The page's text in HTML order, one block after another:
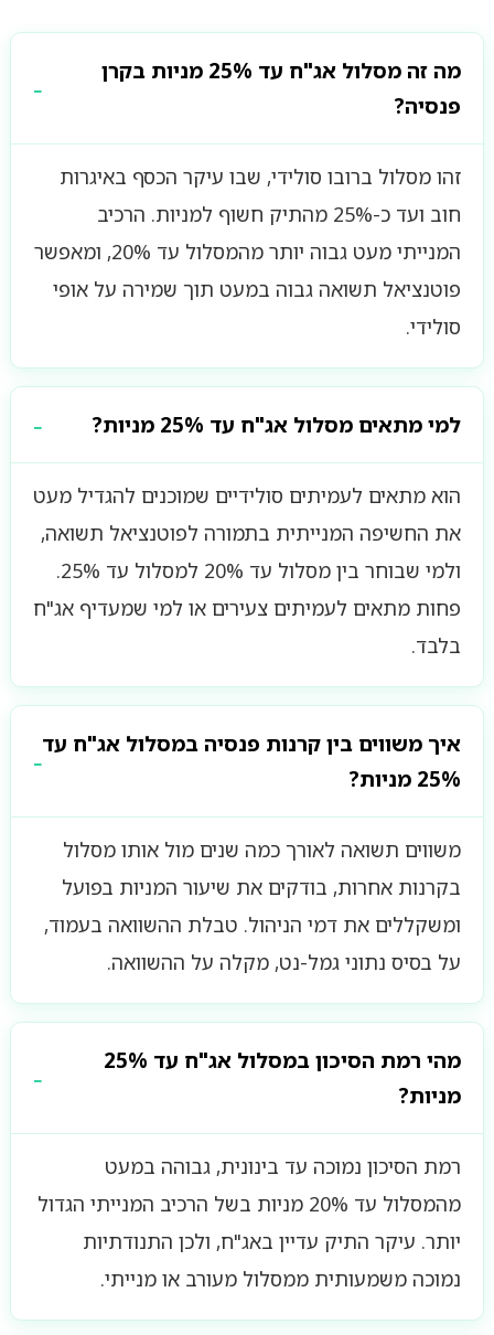
מה זה מסלול אג"ח עד 25% מניות בקרן
פנסיה?
זהו מסלול ברובו סולידי, שבו עיקר הכסף באיגרות
חוב ועד כ-25% מהתיק חשוף למניות. הרכיב
המנייתי מעט גבוה יותר מהמסלול עד 20%, ומאפשר
פוטנציאל תשואה גבוה במעט תוך שמירה על אופי
סולידי.
למי מתאים מסלול אג"ח עד 25% מניות?
הוא מתאים לעמיתים סולידיים שמוכנים להגדיל מעט
את החשיפה המנייתית בתמורה לפוטנציאל תשואה,
ולמי שבוחר בין מסלול עד 20% למסלול עד 25%.
פחות מתאים לעמיתים צעירים או למי שמעדיף אג"ח
בלבד.
איך משווים בין קרנות פנסיה במסלול אג"ח עד
25% מניות?
משווים תשואה לאורך כמה שנים מול אותו מסלול
בקרנות אחרות, בודקים את שיעור המניות בפועל
ומשקללים את דמי הניהול. טבלת ההשוואה בעמוד,
על בסיס נתוני גמל-נט, מקלה על ההשוואה.
מהי רמת הסיכון במסלול אג"ח עד 25%
מניות?
רמת הסיכון נמוכה עד בינונית, גבוהה במעט
מהמסלול עד 20% מניות בשל הרכיב המנייתי הגדול
יותר. עיקר התיק עדיין באג"ח, ולכן התנודתיות
נמוכה משמעותית ממסלול מעורב או מנייתי.